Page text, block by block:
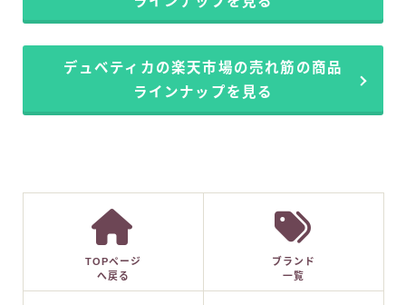
デュベティカの楽天市場の売れ筋の商品
ラインナップを見る
TOPページ
へ戻る
ブランド
一覧